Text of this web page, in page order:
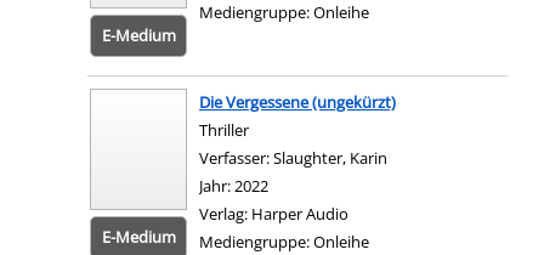
E-Medium
Mediengruppe:Onleihe
E-Medium
Die Vergessene (ungekürzt)
Thriller
Verfasser:Slaughter, Karin
Jahr:2022
Verlag: Harper Audio
Mediengruppe:Onleihe